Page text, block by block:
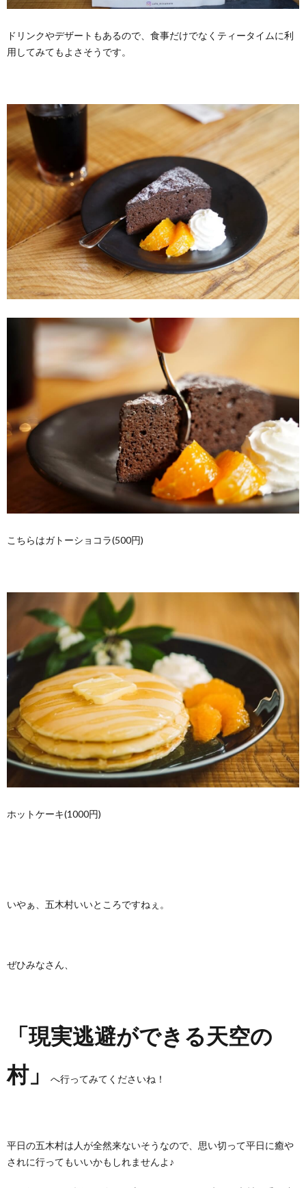
ドリンクやデザートもあるので、食事だけでなくティータイムに利
用してみてもよさそうです。
こちらはガトーショコラ(500円)
ホットケーキ(1000円)
いやぁ、五木村いいところですねぇ。
ぜひみなさん、
「現実逃避ができる天空の
村」
へ行ってみてくださいね！
平日の五木村は人が全然来ないそうなので、思い切って平日に癒や
されに行ってもいいかもしれませんよ♪